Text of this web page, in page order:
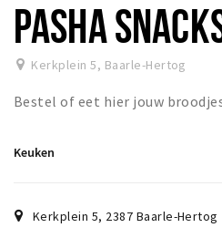
Slapen
Recreatief
Winkels
Bezienswaardigheden
PASHA
Kerkplein 5, Baarle-Hertog
Bestel of eet hier jouw
Keuken
Kerkplein 5, 2387 Baarle-Hertog